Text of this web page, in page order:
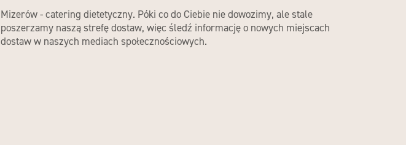
Mizerów - catering dietetyczny. Póki co do Ciebie nie dowozimy, ale stale
poszerzamy naszą strefę dostaw, więc śledź informację o nowych miejscach
dostaw w naszych mediach społecznościowych.